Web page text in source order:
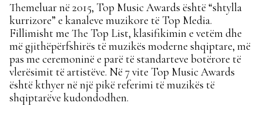
Themeluar në 2015, Top Music Awards është “shtylla
kurrizore” e kanaleve muzikore të Top Media.
Fillimisht me The Top List, klasifikimin e vetëm dhe
më gjithëpërfshirës të muzikës moderne shqiptare, më
pas me ceremoninë e parë të standarteve botërore të
vlerësimit të artistëve. Në 7 vite Top Music Awards
është kthyer në një pikë referimi të muzikës të
shqiptarëve kudondodhen.